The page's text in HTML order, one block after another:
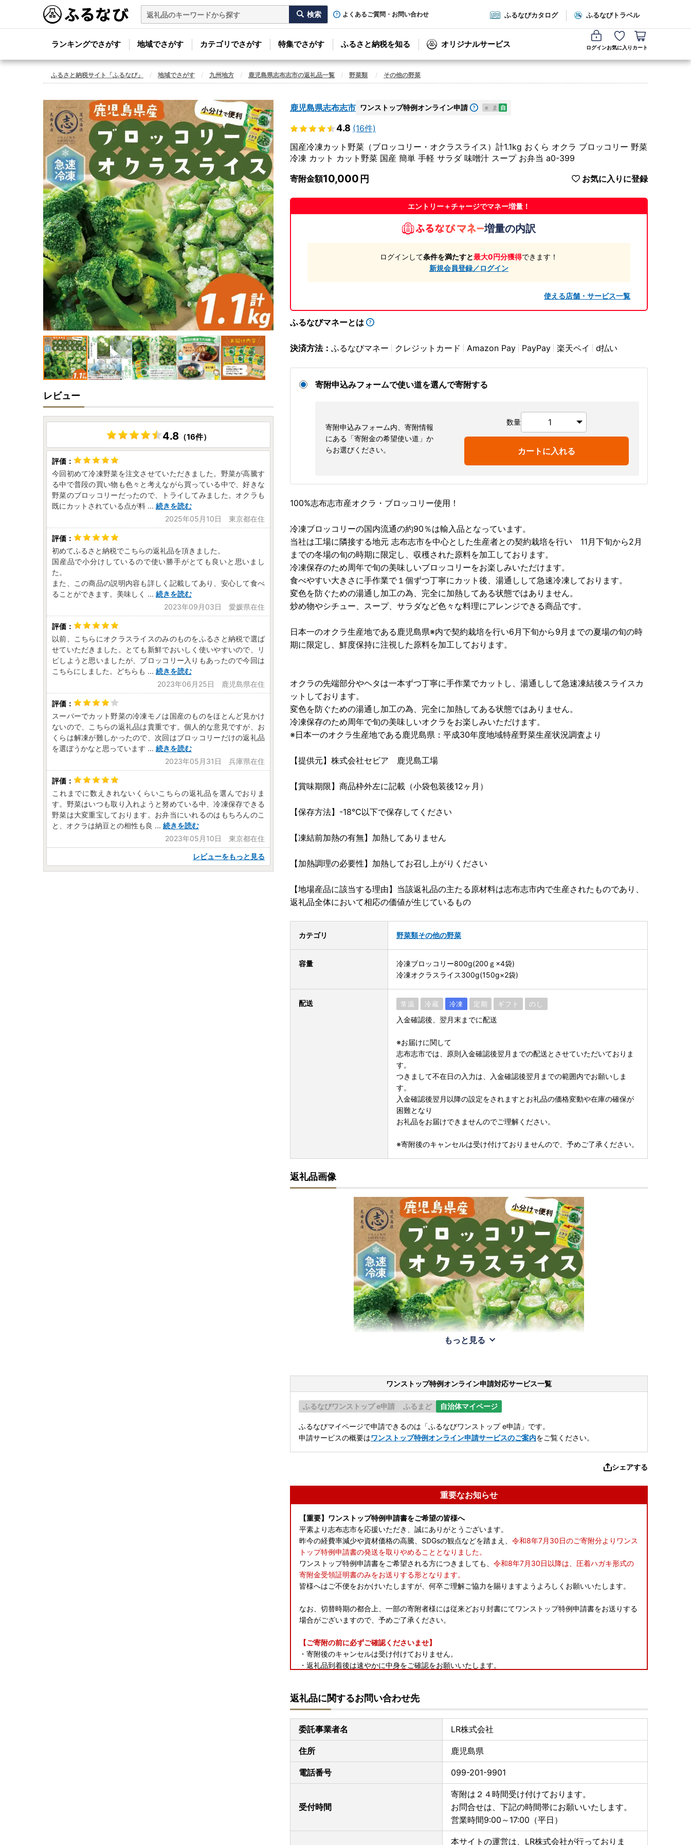
よくあるご質問・お問い合わせ ふるなびカタログ ふるなびトラベル
ランキングでさがす 地域でさがす カテゴリでさがす 特集でさがす ふるさと納税を知る オリジナルサービス ログインお気に入り カート
ふるさと納税サイト「ふるなび」 地域でさがす 九州地方 鹿児島県志布志市の返礼品一覧 野菜類 その他の野菜
鹿児島県志布志市 ワンストップ特例オンライン申請 e ま 自
4.8 (16件)
国産冷凍カット野菜（ブロッコリー・オクラスライス）計1.1kg おくら オクラ ブロッコリー 野菜
冷凍 カット カット野菜 国産 簡単 手軽 サラダ 味噌汁 スープ お弁当 a0-399
寄附金額10,000 お気に入りに登録
エントリー＋チャージでマネー増量！
増量の内訳
ログインして条件を満たすと最大0円分獲得できます！
新規会員登録／ログイン
使える店舗・サービス一覧
ふるなびマネーとは
決済方法： ふるなびマネー クレジットカード Amazon Pay PayPay 楽天ペイ d払い
寄附申込みフォームで使い道を選んで寄附する
寄附申込みフォーム内、寄附情報
にある「寄附金の希望使い道」か
らお選びください。
数量
カートに入れる
100%志布志市産オクラ・ブロッコリー使用！
冷凍ブロッコリーの国内流通の約90％は輸入品となっています。
当社は工場に隣接する地元 志布志市を中心とした生産者との契約栽培を行い 11月下旬から2月
までの冬場の旬の時期に限定し、収穫された原料を加工しております。
冷凍保存のため周年で旬の美味しいブロッコリーをお楽しみいただけます。
食べやすい大きさに手作業で１個ずつ丁寧にカット後、湯通しして急速冷凍しております。
変色を防ぐための湯通し加工の為、完全に加熱してある状態ではありません。
炒め物やシチュー、スープ、サラダなど色々な料理にアレンジできる商品です。
日本一のオクラ生産地である鹿児島県※内で契約栽培を行い6月下旬から9月までの夏場の旬の時
期に限定し、鮮度保持に注視した原料を加工しております。
オクラの先端部分やヘタは一本ずつ丁寧に手作業でカットし、湯通しして急速凍結後スライスカ
ットしております。
変色を防ぐための湯通し加工の為、完全に加熱してある状態ではありません。
冷凍保存のため周年で旬の美味しいオクラをお楽しみいただけます。
※日本一のオクラ生産地である鹿児島県：平成30年度地域特産野菜生産状況調査より
【提供元】株式会社セビア 鹿児島工場
【賞味期限】商品枠外左に記載（小袋包装後12ヶ月）
【保存方法】-18℃以下で保存してください
【凍結前加熱の有無】加熱してありません
【加熱調理の必要性】加熱してお召し上がりください
【地場産品に該当する理由】当該返礼品の主たる原材料は志布志市内で生産されたものであり、
返礼品全体において相応の価値が生じているもの
カテゴリ 野菜類その他の野菜
容量
冷凍ブロッコリー800g(200ｇ×4袋)
冷凍オクラスライス300g(150g×2袋)
配送 常温 冷蔵 冷凍 定期 ギフト のし
入金確認後、翌月末までに配送
※お届けに関して
志布志市では、原則入金確認後翌月までの配送とさせていただいておりま
す。
つきまして不在日の入力は、入金確認後翌月までの範囲内でお願いしま
す。
入金確認後翌月以降の設定をされますとお礼品の価格変動や在庫の確保が
困難となり
お礼品をお届けできませんのでご理解ください。
※寄附後のキャンセルは受け付けておりませんので、予めご了承ください。
返礼品画像
もっと見る
ワンストップ特例オンライン申請対応サービス一覧
ふるなびワンストップ e申請 ふるまど 自治体マイページ
ふるなびマイページで申請できるのは「ふるなびワンストップ e申請」です。
申請サービスの概要はワンストップ特例オンライン申請サービスのご案内をご覧ください。
シェアする
重要なお知らせ
【重要】ワンストップ特例申請書をご希望の皆様へ
平素より志布志市を応援いただき、誠にありがとうございます。
昨今の経費率減少や資材価格の高騰、SDGsの観点などを踏まえ、 令和8年7月30日のご寄附分よりワンス
トップ特例申請書の発送を取りやめることとなりました。
ワンストップ特例申請書をご希望される方につきましても、 令和8年7月30日以降は、圧着ハガキ形式の
寄附金受領証明書のみをお送りする形となります。
皆様へはご不便をおかけいたしますが、何卒ご理解ご協力を賜りますようよろしくお願いいたします。
なお、切替時期の都合上、一部の寄附者様には従来どおり封書にてワンストップ特例申請書をお送りする
場合がございますので、予めご了承ください。
【ご寄附の前に必ずご確認くださいませ】
・寄附後のキャンセルは受け付けておりません。
・返礼品到着後は速やかに中身をご確認をお願いいたします。
日数が経ったものに関しましてはご対応いたしかねる場合がございます。
・寄附者様の転居等による転送にかかる諸経費につきましては寄附者様負担となります。
志布志市では負担いたしかねますため、予めご了承のうえ、ご寄附賜りますようよろしくお願い申し上げ
ます。
月までの配送とさせていただいております。
つきまして不在日の入力は、入金確認後翌月までの範囲内でお願いいたします。
入金確認後翌々月以降の設定をされますと、お礼品の価格変動や在庫の確保が困難となり
お礼品をお届けできませんのでご理解いただきますよう、よろしくお願い申し上げます。
・ワンストップ特例制度をご利用かつマイナンバー通知カードをご利用の方は通知カードに記載された氏
名、住所等が住民票に記載されている事項と一致している場合に限り、通知カードをマイナンバーを証明
返礼品に関するお問い合わせ先
委託事業者名 LR株式会社
住所 鹿児島県
電話番号 099-201-9901
受付時間
寄附は２４時間受け付けております。
お問合せは、下記の時間帯にお願いいたします。
営業時間9:00～17:00（平日）
本サイトの運営は、LR株式会社が行っておりま
レビュー
4.8（16件）
今回初めて冷凍野菜を注文させていただきました。野菜が高騰す
る中で普段の買い物も色々と考えながら買っている中で、好きな
野菜のブロッコリーだったので、トライしてみました。オクラも
既にカットされている点が料 ... 続きを読む
2025年05月10日 東京都在住
初めてふるさと納税でこちらの返礼品を頂きました。
国産品で小分けしているので使い勝手がとても良いと思いまし
た。
また、この商品の説明内容も詳しく記載してあり、安心して食べ
ることができます。美味しく ... 続きを読む
2023年09月03日 愛媛県在住
以前、こちらにオクラスライスのみのものをふるさと納税で選ば
せていただきました。とても新鮮でおいしく使いやすいので、リ
ピしようと思いましたが、ブロッコリー入りもあったので今回は
こちらにしました。どちらも ... 続きを読む
2023年06月25日 鹿児島県在住
スーパーでカット野菜の冷凍モノは国産のものをほとんど見かけ
ないので、こちらの返礼品は貴重です。個人的な意見ですが、お
くらは解凍が難しかったので、次回はブロッコリーだけの返礼品
を選ぼうかなと思っています ... 続きを読む
2023年05月31日 兵庫県在住
これまでに数えきれないくらいこちらの返礼品を選んでおりま
す。野菜はいつも取り入れようと努めている中、冷凍保存できる
野菜は大変重宝しております。お弁当にいれるのはもちろんのこ
と、オクラは納豆との相性も良 ... 続きを読む
2023年05月10日 東京都在住
レビューをもっと見る